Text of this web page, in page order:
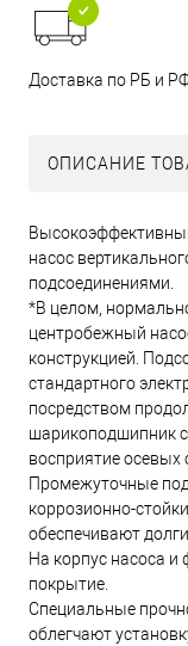
Доставка по РБ и
ОПИСАНИЕ
насос
подсоединениями.
*В целом,
центробежный
конструкцией.
стандартного
посредством
шарикоподшипник
восприятие осевых
Промежуточные
коррозионно-
обеспечивают
На корпус насоса и
покрытие.
Специальные
облегчают